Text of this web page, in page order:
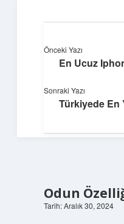
Pratik
Hayatını
Odun
Tarih: Aralık 30, 2024
Önceki Yazı
En Ucuz
Sonraki Yazı
Türkiyede En